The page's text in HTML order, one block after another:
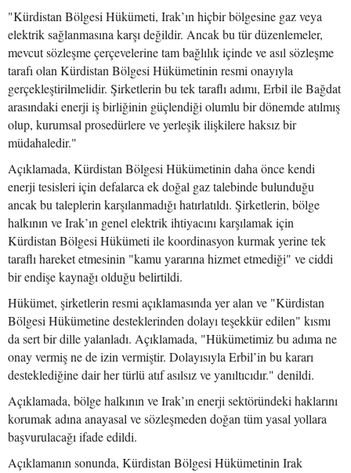
"Kürdistan Bölgesi Hükümeti, Irak’ın hiçbir bölgesine gaz veya
elektrik sağlanmasına karşı değildir. Ancak bu tür düzenlemeler,
mevcut sözleşme çerçevelerine tam bağlılık içinde ve asıl sözleşme
tarafı olan Kürdistan Bölgesi Hükümetinin resmi onayıyla
gerçekleştirilmelidir. Şirketlerin bu tek taraflı adımı, Erbil ile Bağdat
arasındaki enerji iş birliğinin güçlendiği olumlu bir dönemde atılmış
olup, kurumsal prosedürlere ve yerleşik ilişkilere haksız bir
müdahaledir."
Açıklamada, Kürdistan Bölgesi Hükümetinin daha önce kendi
enerji tesisleri için defalarca ek doğal gaz talebinde bulunduğu
ancak bu taleplerin karşılanmadığı hatırlatıldı. Şirketlerin, bölge
halkının ve Irak’ın genel elektrik ihtiyacını karşılamak için
Kürdistan Bölgesi Hükümeti ile koordinasyon kurmak yerine tek
taraflı hareket etmesinin "kamu yararına hizmet etmediği" ve ciddi
bir endişe kaynağı olduğu belirtildi.
Hükümet, şirketlerin resmi açıklamasında yer alan ve "Kürdistan
Bölgesi Hükümetine desteklerinden dolayı teşekkür edilen" kısmı
da sert bir dille yalanladı. Açıklamada, "Hükümetimiz bu adıma ne
onay vermiş ne de izin vermiştir. Dolayısıyla Erbil’in bu kararı
desteklediğine dair her türlü atıf asılsız ve yanıltıcıdır." denildi.
Açıklamada, bölge halkının ve Irak’ın enerji sektöründeki haklarını
korumak adına anayasal ve sözleşmeden doğan tüm yasal yollara
başvurulacağı ifade edildi.
Açıklamanın sonunda, Kürdistan Bölgesi Hükümetinin Irak